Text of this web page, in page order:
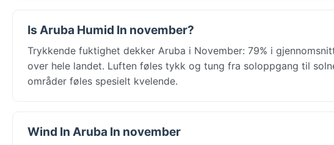
Is Aruba Humid In november?
Trykkende fuktighet dekker Aruba i November: 79% i
over hele landet. Luften føles tykk og tung fra soloppgang til
områder føles spesielt kvelende.
Wind In Aruba In november